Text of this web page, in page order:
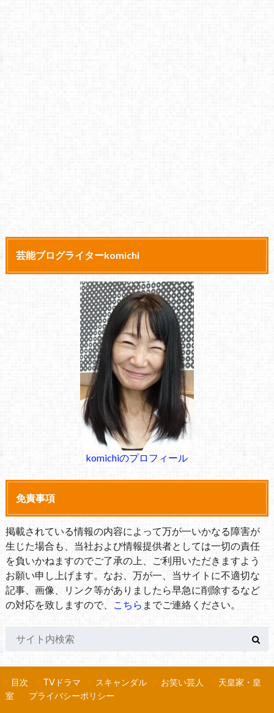
芸能ブログライターkomichi
komichiのプロフィール
免責事項
掲載されている情報の内容によって万が一いかなる障害が
生じた場合も、当社および情報提供者としては一切の責任
を負いかねますのでご了承の上、ご利用いただきますよう
お願い申し上げます。なお、万が一、当サイトに不適切な
記事、画像、リンク等がありましたら早急に削除するなど
の対応を致しますので、
こちら までご連絡ください。
目次 TVドラマ スキャンダル お笑い芸人
天皇家・皇
室
プライバシーポリシー